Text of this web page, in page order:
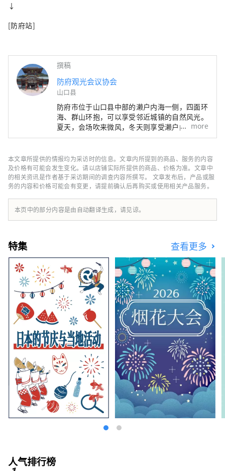
↓
[防府站]
撰稿
防府观光会议协会
山口县
防府市位于山口县中部的濑户内海一侧，四面环
海、群山环抱，可以享受邻近城镇的自然风光。
夏天，会场吹来微风，冬天则享受濑户内海特有
的温和气候。是一座历史悠久、文化丰富的城
通枢纽而发展起来。
more
本文章所提供的情报均为采访时的信息。文章内所提到的商品、服务的内容
及价格有可能会发生变化。请以店铺实际所提供的商品、价格为准。文章中
的相关资讯是作者基于采访期间的调查内容所撰写。 文章发布后，产品或服
务的内容和价格可能会有变更，请提前确认后再购买或使用相关产品服务。
本页中的部分内容是由自动翻译生成，请见谅。
特集 查看更多
人气排行榜